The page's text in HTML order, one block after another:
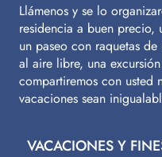
Llámenos y se lo
residencia a buen precio,
un paseo con raquetas
al aire libre, una
compartiremos con usted
vacaciones sean
VACACIONES Y